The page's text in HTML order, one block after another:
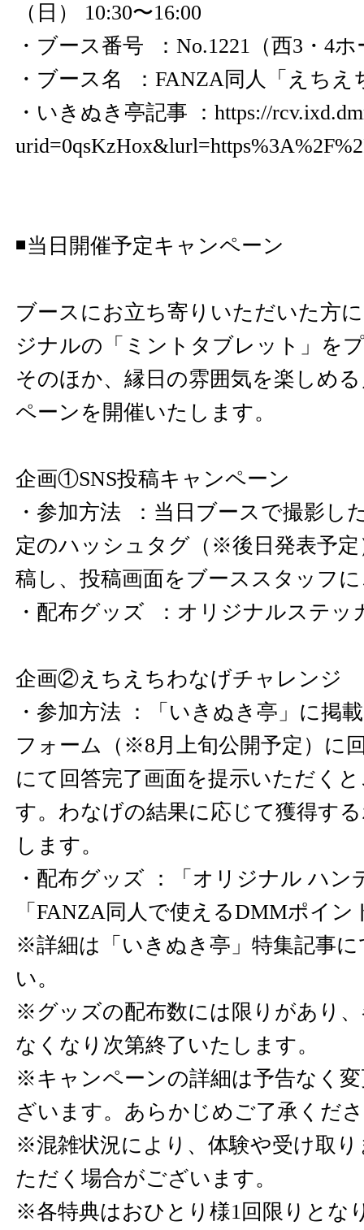
（日） 10:30〜16:00
・ブース番号 ：No.1221（西3・4
・ブース名 ：FANZA同人「えちえ
・いきぬき亭記事 ： https://
◾️当日開催予定キャンペーン
ブースにお立ち寄りいただいた方
ジナルの「ミントタブレット」を
そのほか、縁日の雰囲気を楽しめ
ペーンを開催いたします。
企画①SNS投稿キャンペーン
・参加方法 ：当日ブースで撮影し
定のハッシュタグ（※後日発表予
稿し、投稿画面をブーススタッフ
・配布グッズ ：オリジナルステッ
企画②えちえちわなげチャレンジ
・参加方法 ：「いきぬき亭」に掲
フォーム（※8月上旬公開予定）に
にて回答完了画面を提示いただく
す。わなげの結果に応じて獲得す
します。
・配布グッズ ：「オリジナル ハン
「FANZA同人で使えるDMMポイン
※詳細は「いきぬき亭」特集記事
い。
※グッズの配布数には限りがあり
なくなり次第終了いたします。
※キャンペーンの詳細は予告なく
ざいます。あらかじめご了承くだ
※混雑状況により、体験や受け取
ただく場合がございます。
※各特典はおひとり様1回限りとな